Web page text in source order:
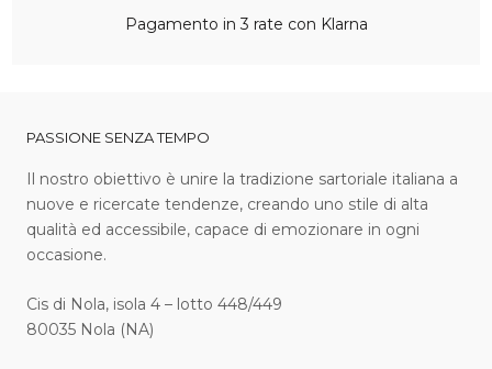
Pagamento in 3 rate con Klarna
PASSIONE SENZA TEMPO
I l nostro obiettivo è unire la tradizione sartoriale italiana a
nuove e ricercate tendenze, creando uno stile di alta
qualità ed accessibile, capace di emozionare in ogni
occasione.
Cis di Nola, isola 4 – lotto 448/449
80035 Nola (NA)